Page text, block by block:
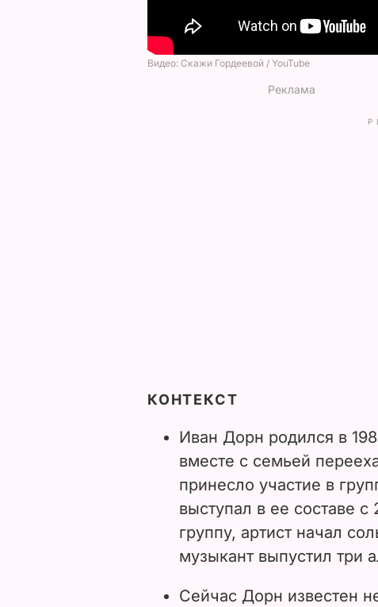
КОНТЕКСТ
Иван Дорн родился в
вместе с семьей
принесло участие в
выступал в ее составе
группу, артист начал
музыкант выпустил три
Сейчас Дорн известен